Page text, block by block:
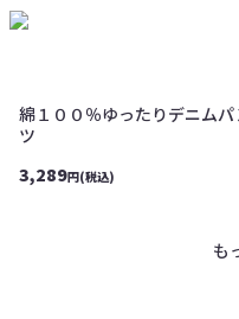
綿１００％ゆったりデニムパ
ツ
3,289円(税込)
も